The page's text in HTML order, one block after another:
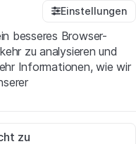
Sie, dass Sie die
Hinweise und
und akzeptieren.
nicht einverstanden
auf diese Website.
zum Kauf
Einstellungen
besseres Browser-
zu analysieren und
Informationen, wie wir
und können nicht
zu